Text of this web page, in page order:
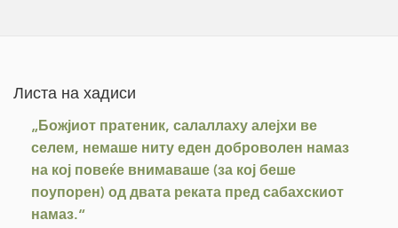
Листа на хадиси
„Божјиот пратеник, салаллаху алејхи ве
селем, немаше ниту еден доброволен намаз
на кој повеќе внимаваше (за кој беше
поупорен) од двата реката пред сабахскиот
намаз.“